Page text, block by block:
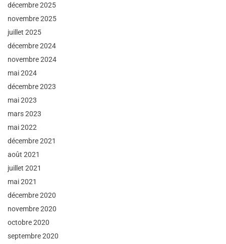
décembre 2025
novembre 2025
juillet 2025
décembre 2024
novembre 2024
mai 2024
décembre 2023
mai 2023
mars 2023
mai 2022
décembre 2021
août 2021
juillet 2021
mai 2021
décembre 2020
novembre 2020
octobre 2020
septembre 2020